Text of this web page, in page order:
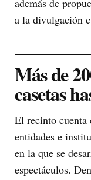
además de
a la divulgación
Más de
casetas
El recinto cuenta
entidades e
en la que se
espectáculos.